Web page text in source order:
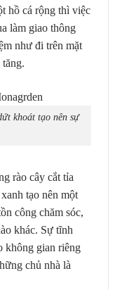
hồ cá rộng thì việc
làm giao thông
như đi trên mặt
khoát tạo nên sự
rào cây cắt tỉa
tạo nên một
công chăm sóc,
khác. Sự tĩnh
không gian riêng
chủ nhà là